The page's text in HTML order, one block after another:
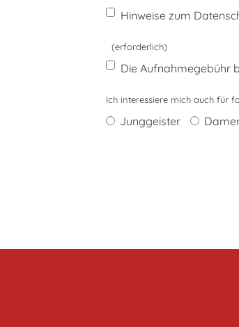
Hinweise zum
(erforderlich)
Die Aufnahmegebühr
Ich interessiere mich auch für
Junggeister